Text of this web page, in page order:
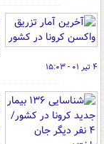
۴ تیر ۰۱ - ۱۵:۰۳